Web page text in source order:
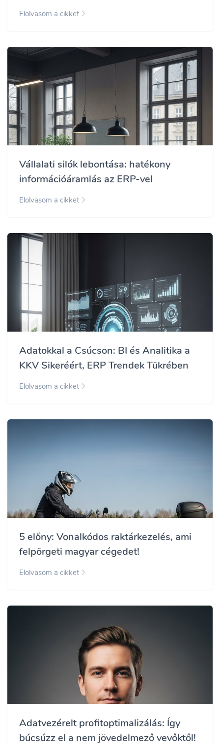
Elolvasom a cikket
Vállalati silók lebontása: hatékony
információáramlás az ERP-vel
Elolvasom a cikket
Adatokkal a Csúcson: BI és Analitika a
KKV Sikeréért, ERP Trendek Tükrében
Elolvasom a cikket
5 előny: Vonalkódos raktárkezelés, ami
felpörgeti magyar cégedet!
Elolvasom a cikket
Adatvezérelt profitoptimalizálás: Így
búcsúzz el a nem jövedelmező vevőktől!